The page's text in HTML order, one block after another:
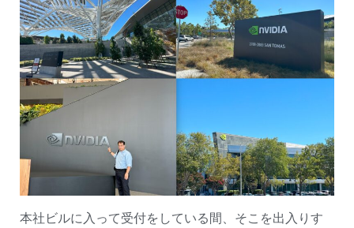
本社ビルに入って受付をしている間、そこを出入りす